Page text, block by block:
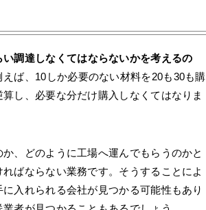
い調達しなくてはならないかを考えるの
えば、10しか必要のない材料を20も30も購
し、必要な分だけ購入しなくてはなりま
、どのように工場へ運んでもらうのかと
ばならない業務です。そうすることによ
入れられる会社が見つかる可能性もあり